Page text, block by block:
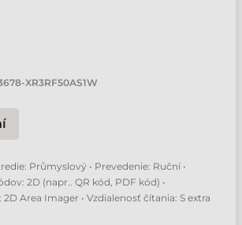
XR3RF50AS1W
Průmyslový • Prevedenie: Ruční •
2D (napr.. QR kód, PDF kód) •
Area Imager • Vzdialenosť čítania: S extra